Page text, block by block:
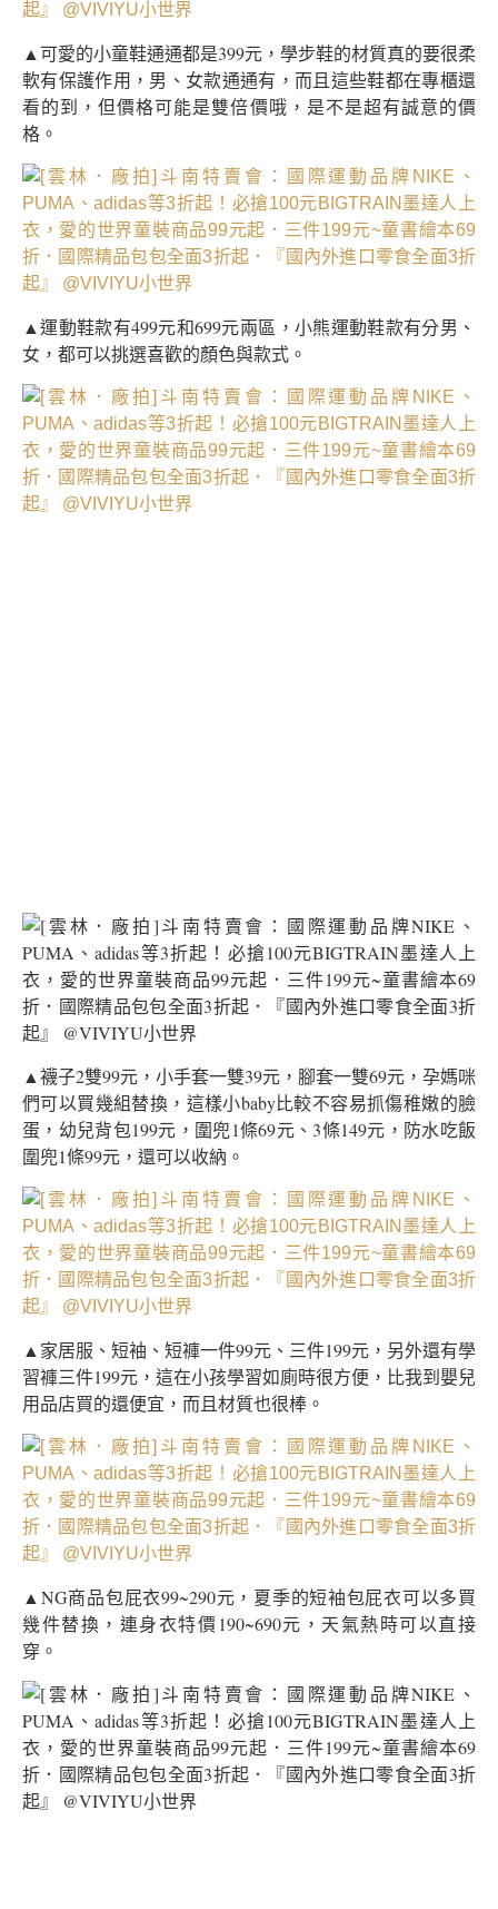
▲可愛的小童鞋通通都是399元，學步鞋的材質真的要很柔
軟有保護作用，男、女款通通有，而且這些鞋都在專櫃還
看的到，但價格可能是雙倍價哦，是不是超有誠意的價
格。
▲運動鞋款有499元和699元兩區，小熊運動鞋款有分男、
女，都可以挑選喜歡的顏色與款式。
▲襪子2雙99元，小手套一雙39元，腳套一雙69元，孕媽咪
們可以買幾組替換，這樣小baby比較不容易抓傷稚嫩的臉
蛋，幼兒背包199元，圍兜1條69元、3條149元，防水吃飯
圍兜1條99元，還可以收納。
▲家居服、短袖、短褲一件99元、三件199元，另外還有學
習褲三件199元，這在小孩學習如廁時很方便，比我到嬰兒
用品店買的還便宜，而且材質也很棒。
▲NG商品包屁衣99~290元，夏季的短袖包屁衣可以多買
幾件替換，連身衣特價190~690元，天氣熱時可以直接
穿。